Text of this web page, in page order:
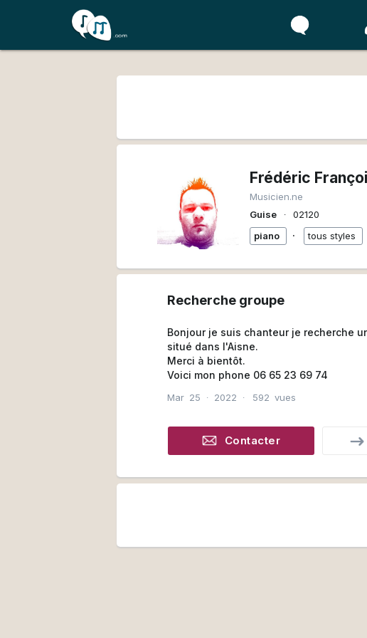
Frédéric
Musicien.ne
Guise
∙
02120
piano
∙ tous styles
Recherche groupe
Bonjour je suis chanteur je recherche
situé dans l'Aisne.
Merci à bientôt.
Voici mon phone 06 65 23 69 74
Mar 25 ∙ 2022 ∙ 592 vues
Contacter